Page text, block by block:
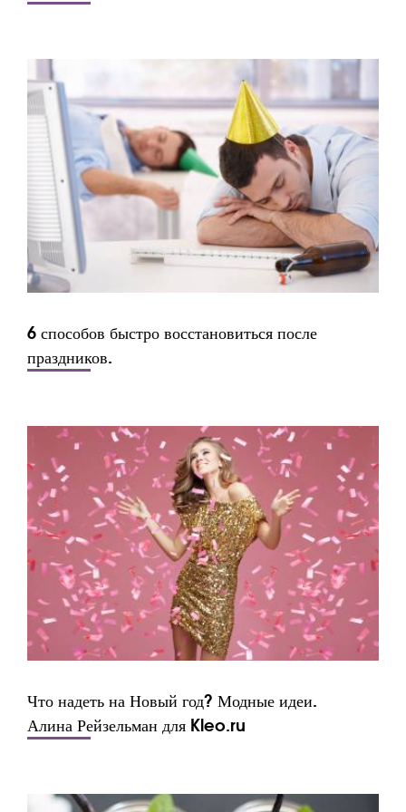
6 способов быстро восстановиться после
праздников.
Что надеть на Новый год? Модные идеи.
Алина Рейзельман для Kleo.ru